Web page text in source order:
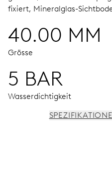
fixiert, Mineralglas-
40.00 MM
Grösse
5 BAR
Wasserdichtigkeit